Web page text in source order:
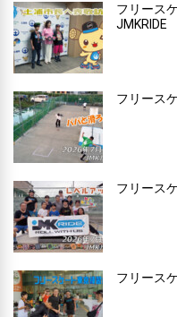
フリース
JMKRIDE
フリース
フリース
フリース